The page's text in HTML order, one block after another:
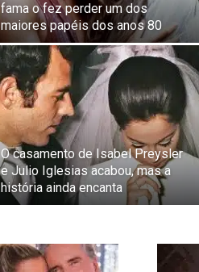
fama o fez perder um dos
maiores papéis dos anos 80
O casamento de Isabel Preysler
e Julio Iglesias acabou, mas a
história ainda encanta